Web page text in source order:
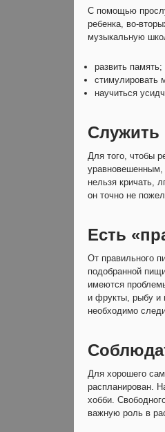
С помощью
ребенка, во-
музыкальную
развить память;
стимулировать
научиться
Служить
Для того, чтобы
уравновешенным,
нельзя кричать,
он точно не
Есть
От правильного
подобранной
имеются
и фрукты, рыбу и
необходимо
Для хорошего
распланирован.
хобби.
важную роль в